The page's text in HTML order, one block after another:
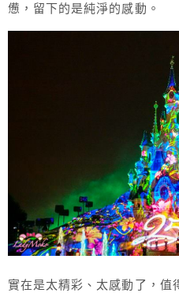
憊，留下的是純淨的感動。
實在是太精彩、太感動了，值